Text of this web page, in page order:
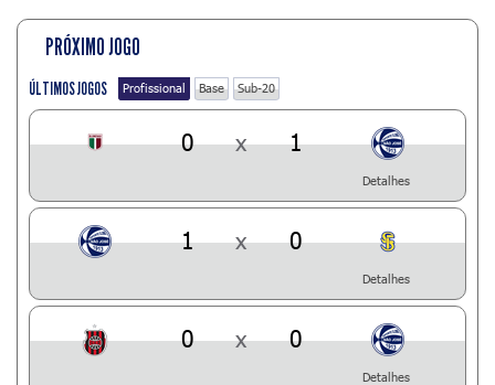
PRÓXIMO JOGO
ÚLTIMOS JOGOS Profissional Base Sub-20
0 x 1
Detalhes
1 x 0
Detalhes
0 x 0
Detalhes